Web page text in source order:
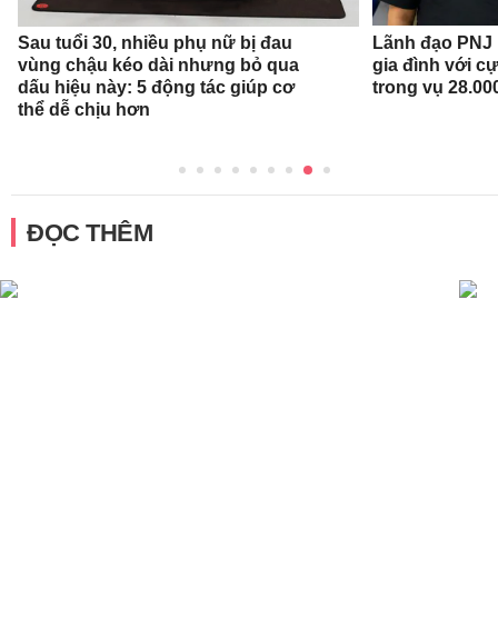
Sau tuổi 30, nhiều phụ nữ bị đau
vùng chậu kéo dài nhưng bỏ qua
dấu hiệu này: 5 động tác giúp cơ
thể dễ chịu hơn
Lãnh đạo
gia đình với
trong vụ
ĐỌC THÊM